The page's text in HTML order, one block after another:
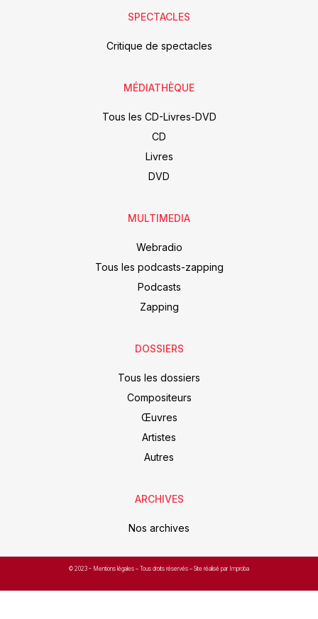
SPECTACLES
Critique de spectacles
MÉDIATHÈQUE
Tous les CD-Livres-DVD
CD
Livres
DVD
MULTIMEDIA
Webradio
Tous les podcasts-zapping
Podcasts
Zapping
DOSSIERS
Tous les dossiers
Compositeurs
Œuvres
Artistes
Autres
ARCHIVES
Nos archives
© 2023 – Mentions légales – Tous droits réservés – Site réalisé par Improba